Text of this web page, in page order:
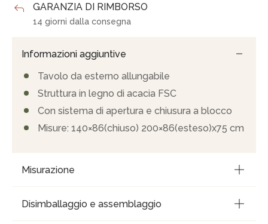
GARANZIA DI RIMBORSO
14 giorni dalla consegna
Informazioni aggiuntive
Tavolo da esterno allungabile
Struttura in legno di acacia FSC
Con sistema di apertura e chiusura a blocco
Misure: 140×86(chiuso) 200×86(esteso)x75 cm
Misurazione
Disimballaggio e assemblaggio